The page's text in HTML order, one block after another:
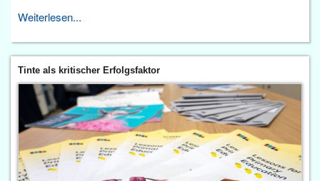
Weiterlesen...
Tinte als kritischer Erfolgsfaktor